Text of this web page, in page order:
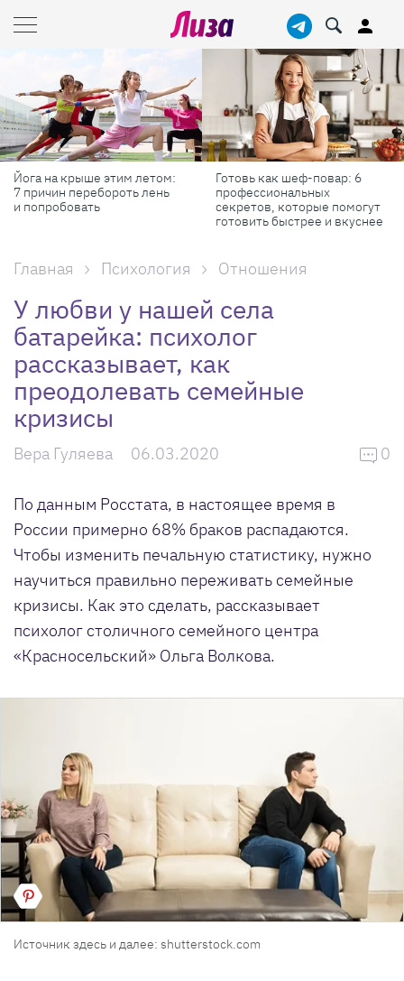
Йога на крыше этим летом:
7 причин перебороть лень
и попробовать
Готовь как шеф-повар: 6
профессиональных
секретов, которые помогут
готовить быстрее и вкуснее
Главная Психология Отношения
У любви у нашей села
батарейка: психолог
рассказывает, как
преодолевать семейные
кризисы
Вера Гуляева 06.03.2020 0
По данным Росстата, в настоящее время в
России примерно 68% браков распадаются.
Чтобы изменить печальную статистику, нужно
научиться правильно переживать семейные
кризисы. Как это сделать, рассказывает
психолог столичного семейного центра
«Красносельский» Ольга Волкова.
Источник здесь и далее: shutterstock.com